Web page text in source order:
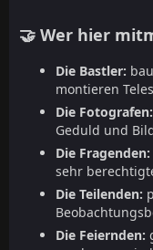
🤝 Wer hier
Die Bastler:
montieren
Die Fotografen:
Geduld und
Die Fragenden:
sehr
Die Teilenden:
Die Feiernden: